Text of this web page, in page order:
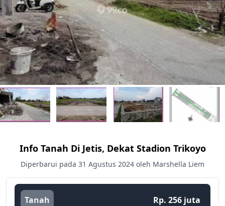
Info Tanah Di Jetis, Dekat Stadion Trikoyo
Diperbarui pada 31 Agustus 2024 oleh Marshella Liem
Tanah Rp. 256 juta